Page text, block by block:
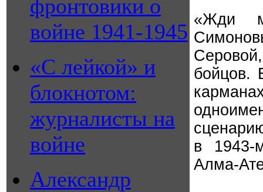
фронтовики о
войне 1941-1945
«С лейкой» и
блокнотом:
журналисты на
войне
Александр
«Жди
бойцов.
в 1943-
Алма-